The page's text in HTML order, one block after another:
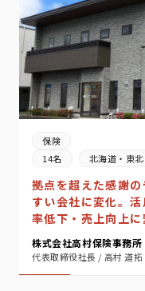
保険
14名
北海道・東北
拠点を超えた感謝
すい会社に変化。
率低下・売上向上
株式会社高村保険事務所
代表取締役社長 / 高村 道拓